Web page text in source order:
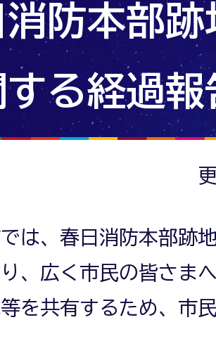
防本部跡
する経過報
は、春日消防本部跡
、広く市民の皆さま
を共有するため、市